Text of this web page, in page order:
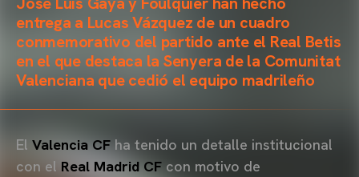
entrega a Lucas Vázquez de un cuadro
conmemorativo del partido ante el Real Betis
en el que destaca la Senyera de la Comunitat
Valenciana que cedió el equipo madrileño
El Valencia CF ha tenido un detalle institucional
con el Real Madrid CF con motivo de